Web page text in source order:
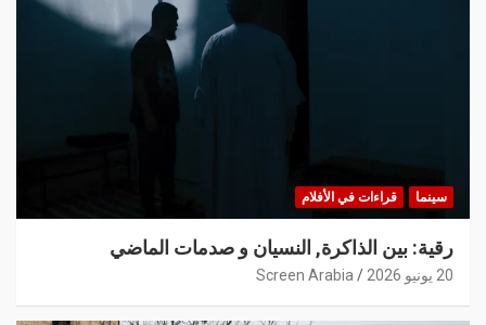
سينما قراءات في الأفلام
رقية: بين الذاكرة, النسيان و صدمات الماضي
20 يونيو 2026 Screen Arabia